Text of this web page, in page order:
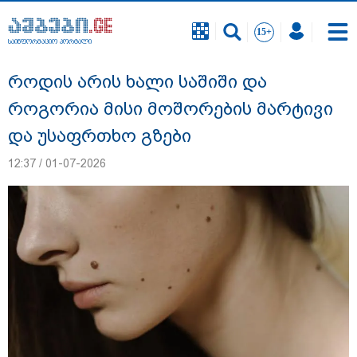
საინფორმაციო პორტალი
"ნატა ვიბლიანის საქმეზე საზოგადოება
უახლოეს დღეებში გაიგებს სიახლეს,
დაიდება პირველი მნიშვნელოვანი
შედეგი და ოფიციალურად ცნობენ
საინფორმაციო პორტალი
როდის არის ხალი საშიში და
როგორია მისი მოშორების მარტივი
და უსაფრთხო გზები
12:37 / 01-07-2026